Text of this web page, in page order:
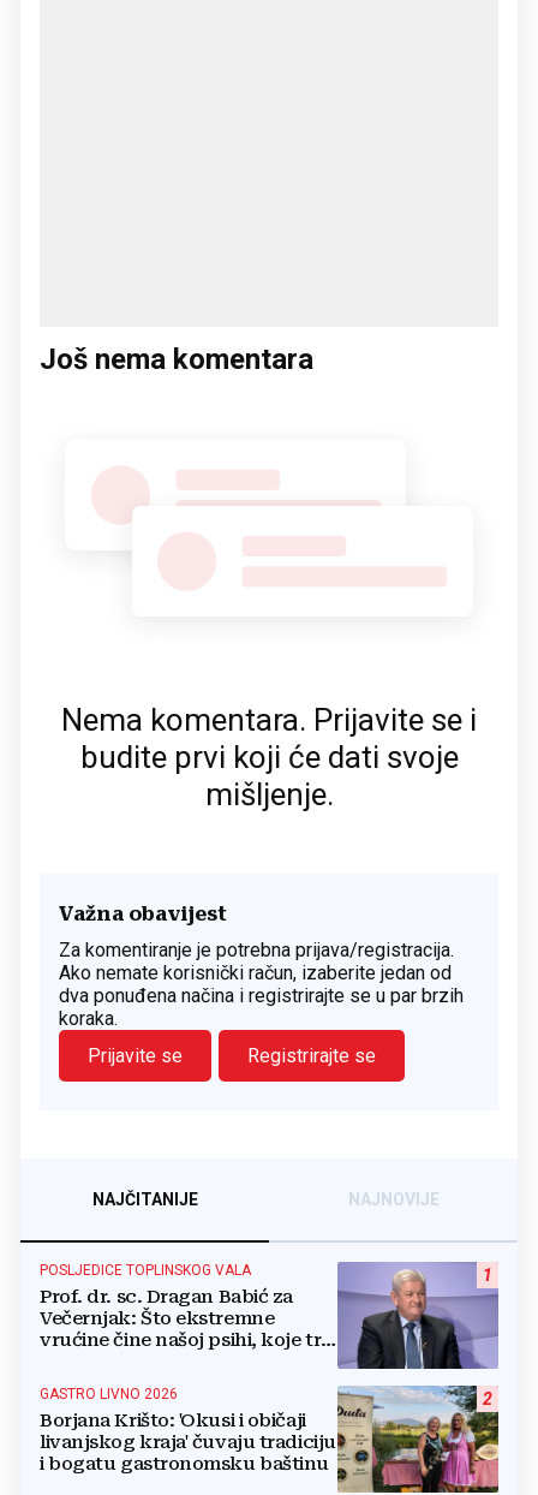
Još nema komentara
Nema komentara. Prijavite se i
budite prvi koji će dati svoje
mišljenje.
Važna obavijest
Za komentiranje je potrebna prijava/registracija.
Ako nemate korisnički račun, izaberite jedan od
dva ponuđena načina i registrirajte se u par brzih
koraka.
Prijavite se
Registrirajte se
NAJČITANIJE NAJNOVIJE
1
POSLJEDICE TOPLINSKOG VALA
Prof. dr. sc. Dragan Babić za
Večernjak: Što ekstremne
vrućine čine našoj psihi, koje tri
boriti...
2
GASTRO LIVNO 2026
Borjana Krišto: 'Okusi i običaji
livanjskog kraja' čuvaju tradiciju
i bogatu gastronomsku baštinu